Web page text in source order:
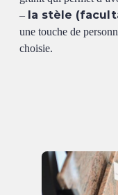
– la stèle
une touche de
choisie.